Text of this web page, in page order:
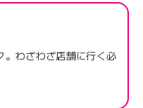
。わざわざ店舗に行く必